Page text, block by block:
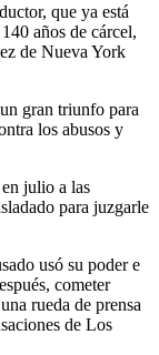
que ya está
años de cárcel,
de Nueva York
gran triunfo para
los abusos y
julio a las
para juzgarle
usó su poder e
cometer
rueda de prensa
de Los